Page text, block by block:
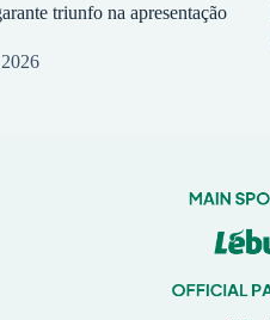
triunfo na apresentação